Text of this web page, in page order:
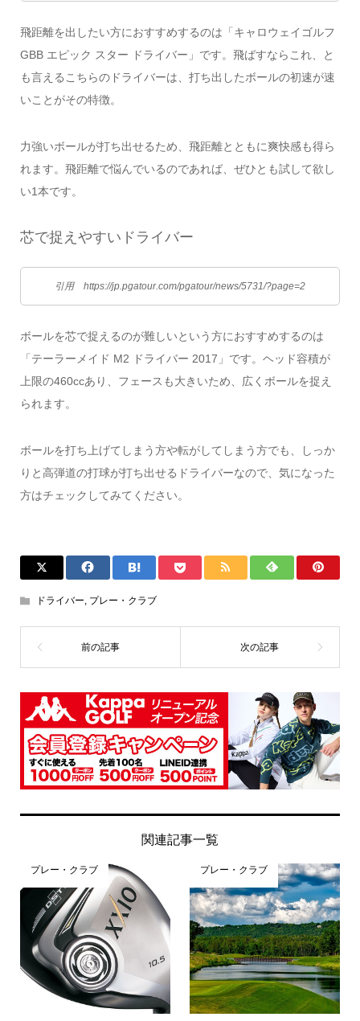
飛距離を出したい方におすすめするのは「キャロウェイゴルフ
GBB エピック スター ドライバー」です。飛ばすならこれ、と
も言えるこちらのドライバーは、打ち出したボールの初速が速
いことがその特徴。
力強いボールが打ち出せるため、飛距離とともに爽快感も得ら
れます。飛距離で悩んでいるのであれば、ぜひとも試して欲し
い1本です。
芯で捉えやすいドライバー
引用 https://jp.pgatour.com/pgatour/news/5731/?page=2
ボールを芯で捉えるのが難しいという方におすすめするのは
「テーラーメイド M2 ドライバー 2017」です。ヘッド容積が
上限の460ccあり、フェースも大きいため、広くボールを捉え
られます。
ボールを打ち上げてしまう方や転がしてしまう方でも、しっか
りと高弾道の打球が打ち出せるドライバーなので、気になった
方はチェックしてみてください。
ドライバー プレー・クラブ
関連記事一覧
プレー・クラブ プレー・クラブ